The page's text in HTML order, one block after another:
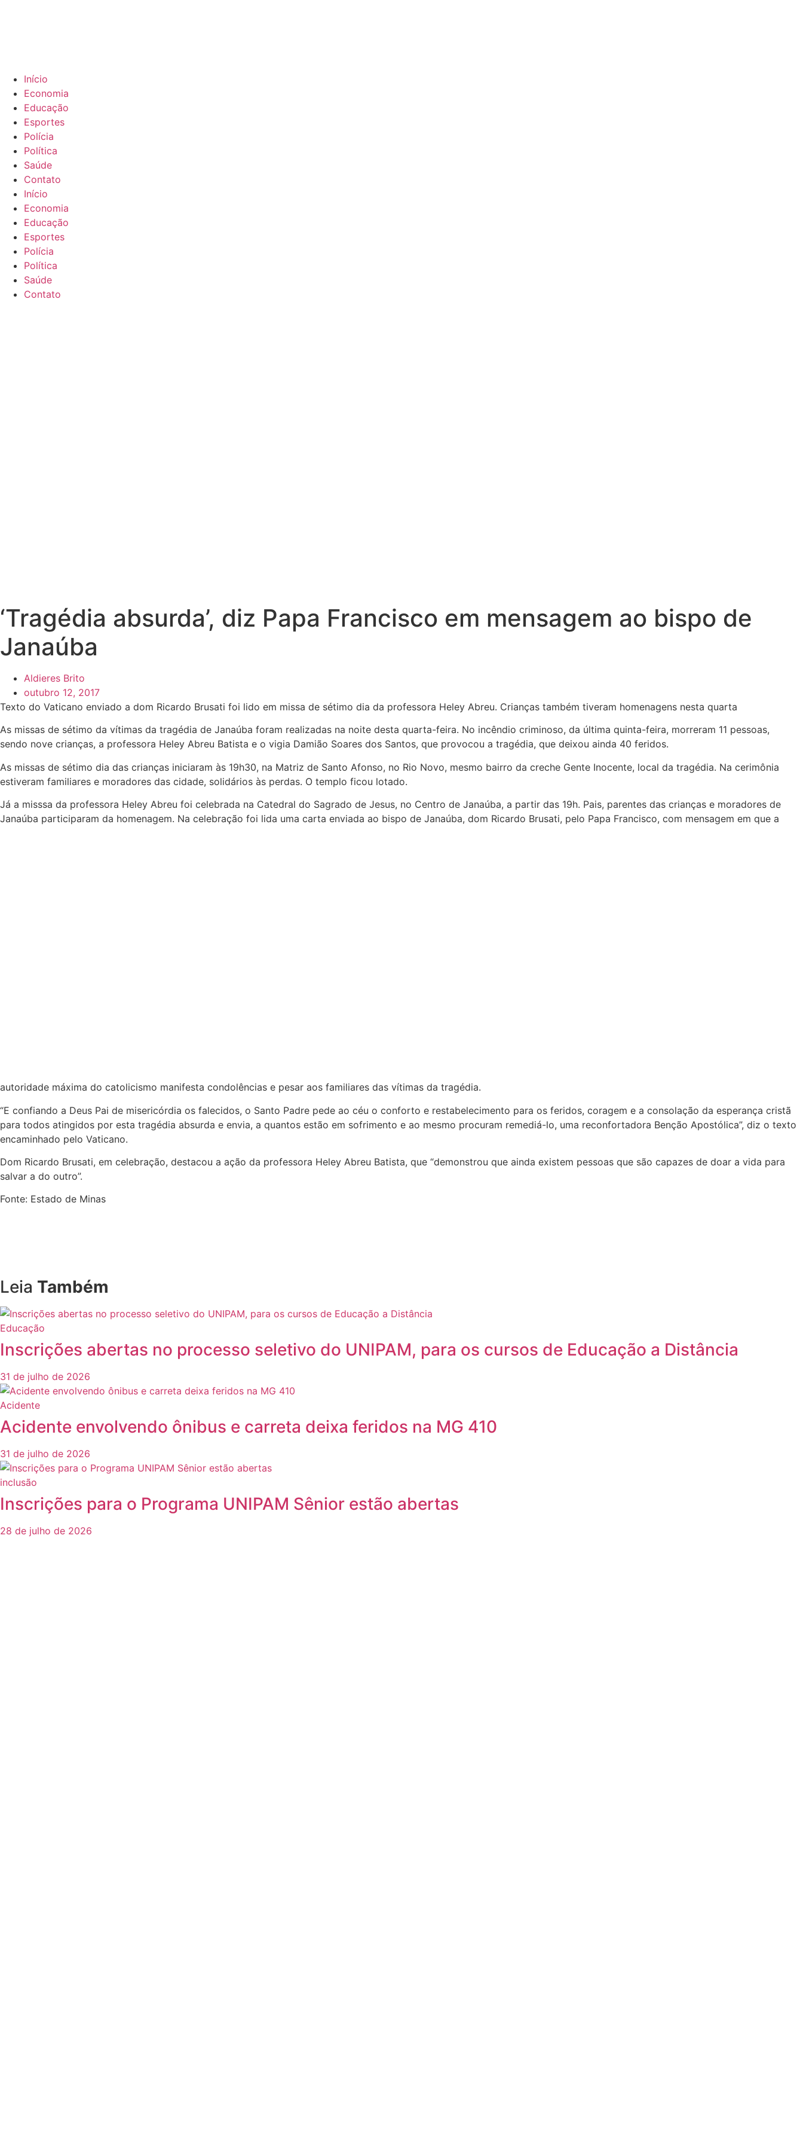
Início
Economia
Educação
Esportes
Polícia
Política
Saúde
Contato
Início
Economia
Educação
Esportes
Polícia
Política
Saúde
Contato
‘Tragédia absurda’, diz Papa Francisco em mensagem ao bispo de
Janaúba
Aldieres Brito
outubro 12, 2017
Texto do Vaticano enviado a dom Ricardo Brusati foi lido em missa de sétimo dia da professora Heley Abreu. Crianças também tiveram homenagens nesta quarta
As missas de sétimo da vítimas da tragédia de Janaúba foram realizadas na noite desta quarta-feira. No incêndio criminoso, da última quinta-feira, morreram 11 pessoas,
sendo nove crianças, a professora Heley Abreu Batista e o vigia Damião Soares dos Santos, que provocou a tragédia, que deixou ainda 40 feridos.
As missas de sétimo dia das crianças iniciaram às 19h30, na Matriz de Santo Afonso, no Rio Novo, mesmo bairro da creche Gente Inocente, local da tragédia. Na cerimônia
estiveram familiares e moradores das cidade, solidários às perdas. O templo ficou lotado.
Já a misssa da professora Heley Abreu foi celebrada na Catedral do Sagrado de Jesus, no Centro de Janaúba, a partir das 19h. Pais, parentes das crianças e moradores de
Janaúba participaram da homenagem. Na celebração foi lida uma carta enviada ao bispo de Janaúba, dom Ricardo Brusati, pelo Papa Francisco, com mensagem em que a
autoridade máxima do catolicismo manifesta condolências e pesar aos familiares das vítimas da tragédia.
“E confiando a Deus Pai de misericórdia os falecidos, o Santo Padre pede ao céu o conforto e restabelecimento para os feridos, coragem e a consolação da esperança cristã
para todos atingidos por esta tragédia absurda e envia, a quantos estão em sofrimento e ao mesmo procuram remediá-lo, uma reconfortadora Benção Apostólica”, diz o texto
encaminhado pelo Vaticano.
Dom Ricardo Brusati, em celebração, destacou a ação da professora Heley Abreu Batista, que “demonstrou que ainda existem pessoas que são capazes de doar a vida para
salvar a do outro”.
Fonte: Estado de Minas
Leia Também
Educação
Inscrições abertas no processo seletivo do UNIPAM, para os cursos de Educação a Distância
31 de julho de 2026
Acidente
Acidente envolvendo ônibus e carreta deixa feridos na MG 410
31 de julho de 2026
inclusão
Inscrições para o Programa UNIPAM Sênior estão abertas
28 de julho de 2026